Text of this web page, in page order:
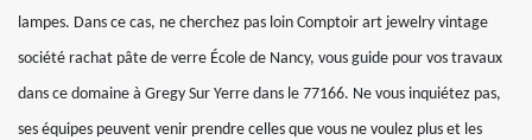
lampes. Dans ce cas, ne cherchez pas loin Comptoir art jewelry vintage
société rachat pâte de verre École de Nancy, vous guide pour vos travaux
dans ce domaine à Gregy Sur Yerre dans le 77166. Ne vous inquiétez pas,
ses équipes peuvent venir prendre celles que vous ne voulez plus et les